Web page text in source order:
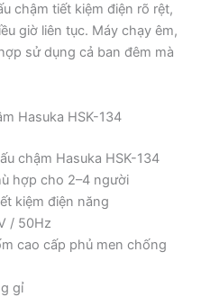
chậm tiết kiệm điện rõ rệt,
giờ liên tục. Máy chạy êm,
sử dụng cả ban đêm mà
Hasuka HSK-134
chậm Hasuka HSK-134
hợp cho 2–4 người
kiệm điện năng
/ 50Hz
cao cấp phủ men chống
gỉ